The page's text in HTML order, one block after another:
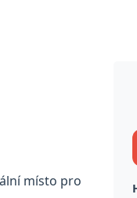
místo pro